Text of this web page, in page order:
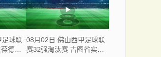
英 全场录像
足球联
德澳
08月02日 佛山西甲足球联
赛32强淘汰赛 吉图省实青